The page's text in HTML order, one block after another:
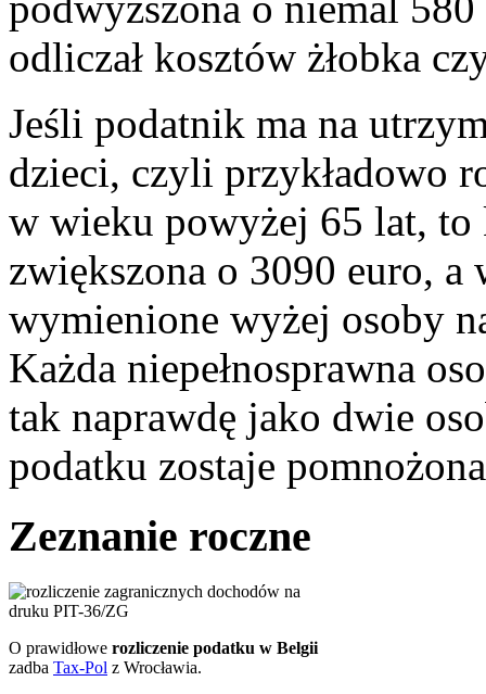
odliczał kosztów żłobka
Jeśli podatnik ma na
dzieci, czyli przykładowo
w wieku powyżej 65 lat, to
zwiększona o 3090 euro,
wymienione wyżej osoby
Każda niepełnosprawna
tak naprawdę jako dwie
podatku zostaje
Zeznanie roczne
O prawidłowe rozliczenie podatku w Belgii
zadba Tax-Pol z Wrocławia.